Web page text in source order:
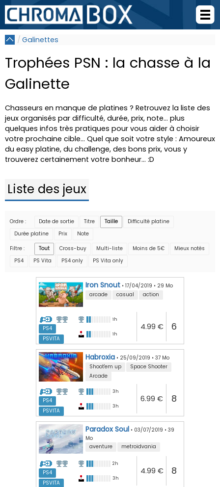
Galinettes
Trophées PSN : la chasse à la
Galinette
Chasseurs en manque de platines ? Retrouvez la liste des
jeux organisés par difficulté, durée, prix, note... plus
quelques infos très pratiques pour vous aider à choisir
votre prochaine cible... Quel que soit votre style : Amoureux
du easy platine, du challenge, des bons prix, vous y
trouverez certainement votre bonheur... :D
Liste des jeux
Ordre : Date de sortie Titre Taille
Difficulté platine
Durée platine
Prix
Note
Filtre :
Tout Cross-buy Multi-liste Moins de 5€
Mieux notés
PS4
PS Vita PS4 only PS Vita only
Iron Snout • 17/04/2019 • 29 Mo
arcade
casual action
PS4
PSVITA
1h
1h
4.99 € 6
Habroxia • 25/09/2019 • 37 Mo
Shoot'em up
Space Shooter
Arcade
PS4
PSVITA
3h
3h
6.99 € 8
Paradox Soul • 03/07/2019 • 39
Mo
aventure
metroidvania
PS4
PSVITA
2h
3h
4.99 € 8